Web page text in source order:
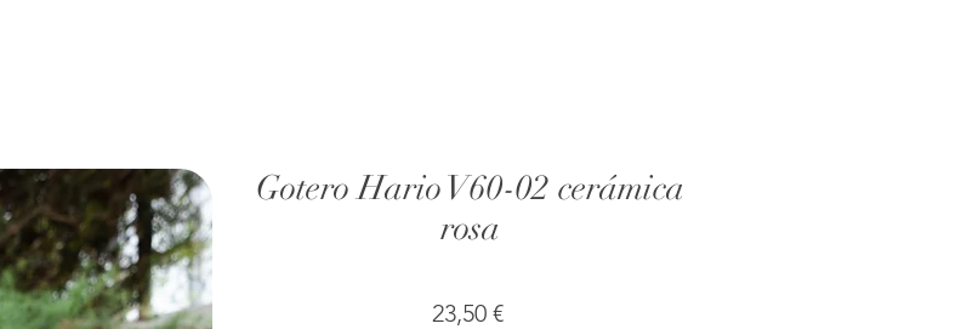
Gotero Hario V60-02 cerámica
rosa
23,50 €Precio